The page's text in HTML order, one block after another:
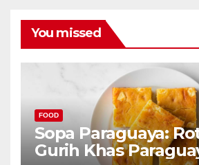
You missed
FOOD
Sopa Paraguaya:
Gurih Khas